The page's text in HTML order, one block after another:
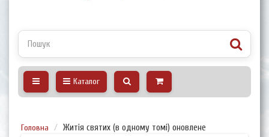
Каталог
Головна Житія святих (в одному томі) оновлене